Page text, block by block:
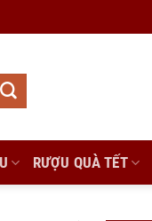
RƯỢU QUÀ TẾT